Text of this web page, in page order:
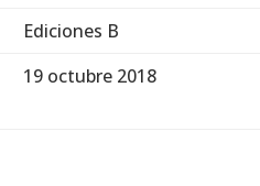
Ediciones B
19 octubre 2018